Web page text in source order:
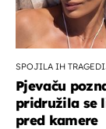
SPOJILA IH
Pjevaču
pridružila se
pred kamere